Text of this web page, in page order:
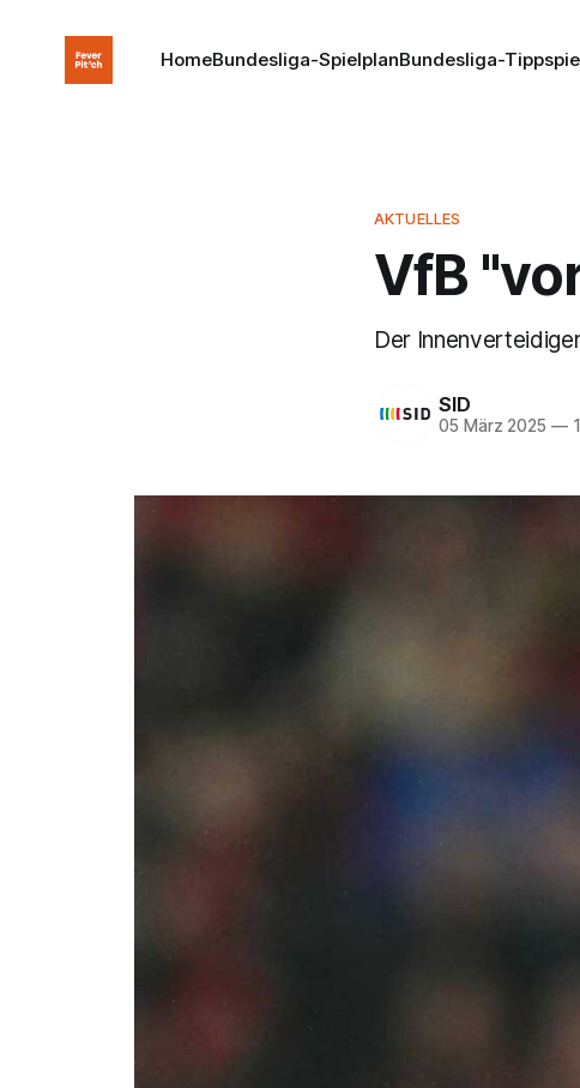
HomeBundesliga-SpielplanBundesliga-
AKTUELLES
VfB
Der
SID
05 März 2025 —